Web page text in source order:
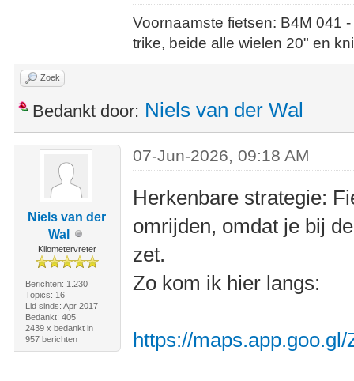
Voornaamste fietsen: B4M
trike, beide alle wielen 20" en
Zoek
Bedankt door: Niels van der Wal
Niels van der
Wal
Kilometervreter
Berichten: 1.230
Topics: 16
Lid sinds: Apr 2017
Bedankt: 405
2439 x bedankt in
957 berichten
07-Jun-2026, 09:18 AM
Herkenbare strategie:
omrijden, omdat je bij
zet.
Zo kom ik hier langs:
https://